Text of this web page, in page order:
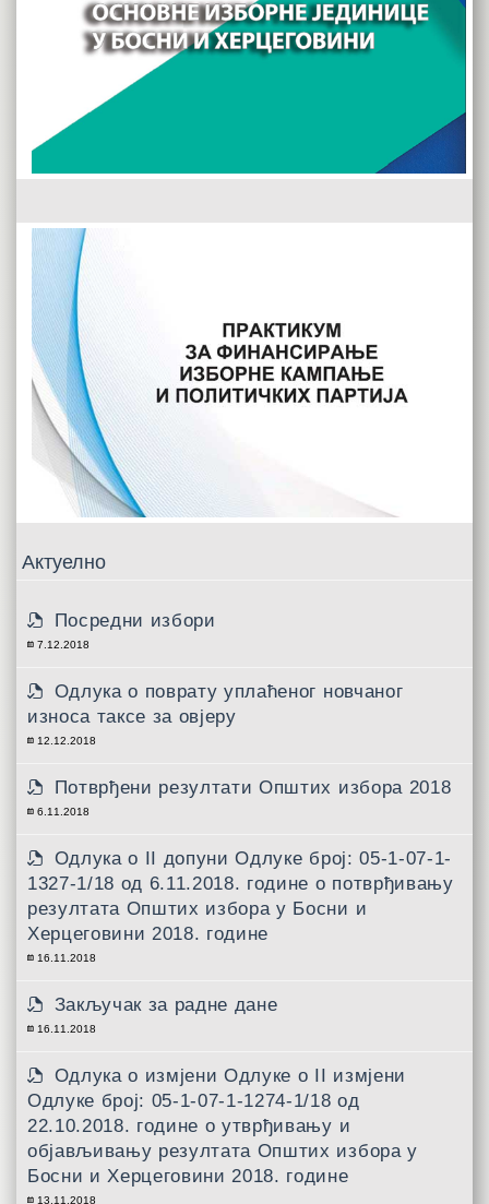
Актуелно
Посредни избори
7.12.2018
Одлука о поврату уплаћеног новчаног
износа таксе за овјеру
12.12.2018
Потврђени резултати Општих избора 2018
6.11.2018
Одлукa о II допуни Одлуке број: 05-1-07-1-
1327-1/18 од 6.11.2018. године о потврђивању
резултата Општих избора у Босни и
Херцеговини 2018. године
16.11.2018
Закључак за радне дане
16.11.2018
Одлука о измјени Одлуке о II измјени
Одлуке број: 05-1-07-1-1274-1/18 од
22.10.2018. године о утврђивању и
објављивању резултата Општих избора у
Босни и Херцеговини 2018. године
13.11.2018